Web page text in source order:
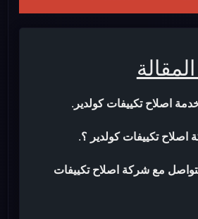
اصلاح تكييفات كولدير .
اصلاح تكييفات كولدير ؟.
مع شركة اصلاح تكييفات